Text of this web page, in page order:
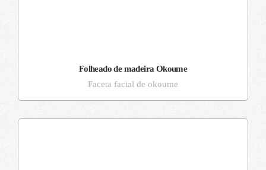
Faceta facial de okoume
Folheado de madeira Okoume